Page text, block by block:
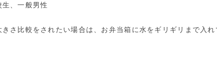
、一般男性
さ比較をされたい場合は、お弁当箱に水をギリギリまで入れ